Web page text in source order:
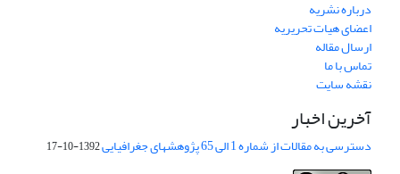
درباره نشریه
اعضای هیات تحریریه
ارسال مقاله
تماس با ما
نقشه سایت
آخرین اخبار
دسترسی به مقالات از شماره 1 الی 65 پژوهشهای جغرافیایی 1392-10-17